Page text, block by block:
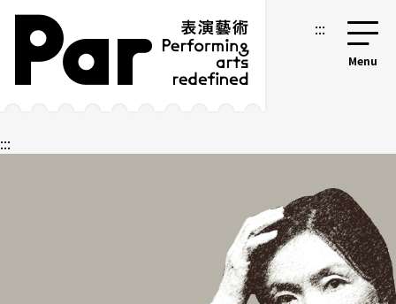
跳到主要内容区块
网站导览 :::
:::